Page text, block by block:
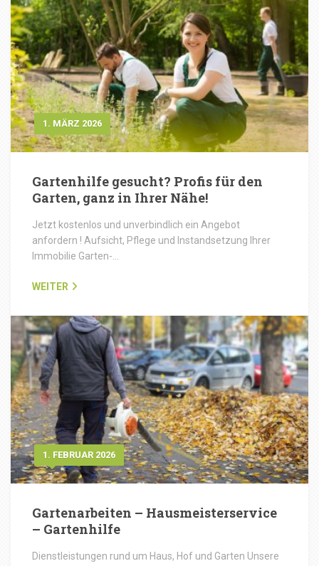
1. MÄRZ 2026
Gartenhilfe gesucht? Profis für den
Garten, ganz in Ihrer Nähe!
Jetzt kostenlos und unverbindlich ein Angebot
anfordern ! Aufsicht, Pflege und Instandsetzung Ihrer
Immobilie Garten-…
WEITER
1. FEBRUAR 2026
Gartenarbeiten – Hausmeisterservice
– Gartenhilfe
Dienstleistungen rund um Haus, Hof und Garten Unsere